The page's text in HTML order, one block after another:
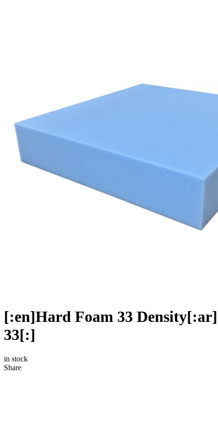
[:en]Hard Foam 33 Density[:ar]إسفنج قاسي ضغط 33[:he]ספוג כחול
33[:]
in stock
Share